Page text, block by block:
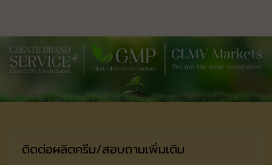
ติดต่อผลิตครีม/สอบถามเพิ่มเติม